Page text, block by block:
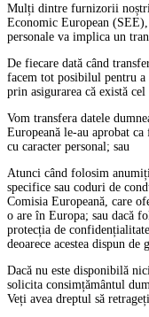
Mulți dintre furnizorii
Economic European
personale va implica un
De fiecare dată când
facem tot posibilul pentru a
prin asigurarea că există
Vom transfera datele
Europeană le-au aprobat
cu caracter personal; sau
Atunci când folosim
specifice sau coduri de
Comisia Europeană, care
o are în Europa; sau dacă
protecția de
deoarece acestea dispun de
Dacă nu este disponibilă
solicita consimțământul
Veți avea dreptul să